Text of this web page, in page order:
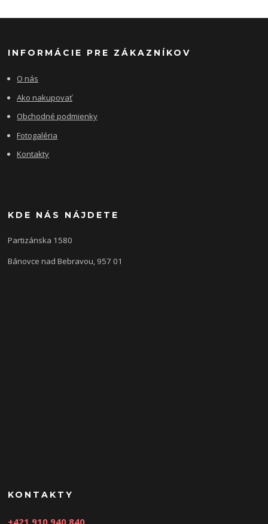
INFORMÁCIE PRE ZÁKAZNÍKOV
O nás
Ako nakupovať
Obchodné podmienky
Fotogaléria
Kontakty
KDE NÁS NÁJDETE
Partizánska 1580
Bánovce nad Bebravou, 957 01
KONTAKTY